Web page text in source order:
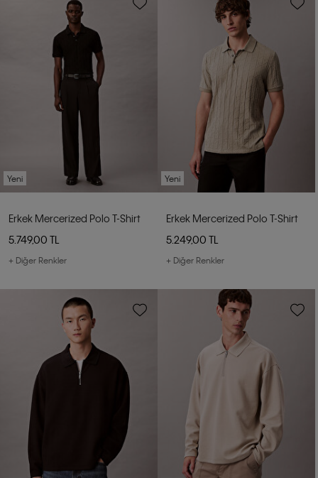
Yeni
Erkek Mercerized Polo T-Shirt
5.749,00 TL
+ Diğer Renkler
Yeni
Erkek Mercerized Polo T-Shirt
5.249,00 TL
+ Diğer Renkler